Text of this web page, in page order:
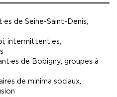
Nazaire, Maison de la
du Jura - Scène nationale,
Théâtre national de Nice –
– Scène nationale pôle
Maubeuge Scène
et la Fondation de
des affaires culturelles
de Seine-Saint-Denis,
intermittent·es,
de Bobigny, groupes à
de minima sociaux,